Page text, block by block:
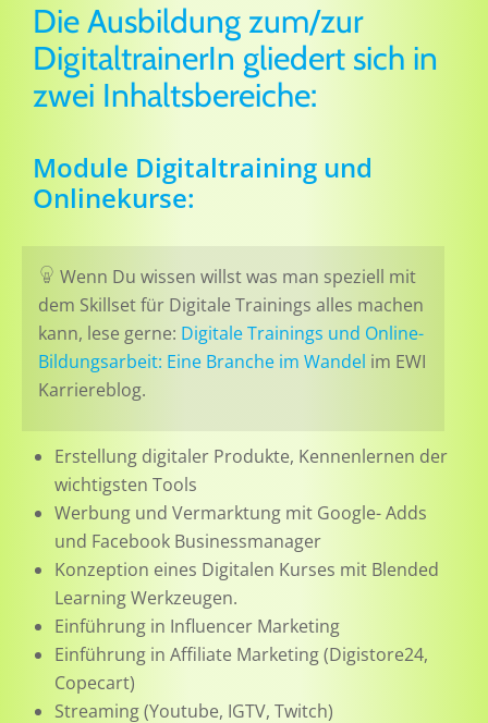
Die Ausbildung zum/zur
DigitaltrainerIn gliedert sich in
zwei Inhaltsbereiche:
Module Digitaltraining und
Onlinekurse:
Wenn Du wissen willst was man speziell mit
dem Skillset für Digitale Trainings alles machen
kann, lese gerne: Digitale Trainings und Online-
Bildungsarbeit: Eine Branche im Wandel im EWI
Karriereblog.
Erstellung digitaler Produkte, Kennenlernen der
wichtigsten Tools
Werbung und Vermarktung mit Google- Adds
und Facebook Businessmanager
Konzeption eines Digitalen Kurses mit Blended
Learning Werkzeugen.
Einführung in Influencer Marketing
Einführung in Affiliate Marketing (Digistore24,
Copecart)
Streaming (Youtube, IGTV, Twitch)